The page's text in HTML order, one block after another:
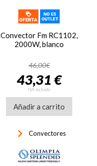
Convector Fm RC1102,
2000W, blanco
46,00€
43,31 €
IVA incluido
Añadir a carrito
keyboard_arrow_right Convectores